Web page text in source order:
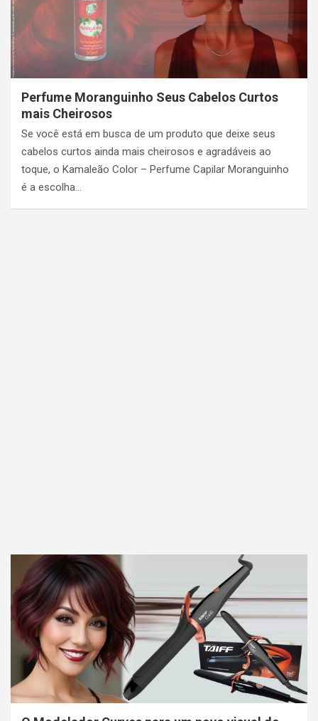
Perfume Moranguinho Seus Cabelos Curtos
mais Cheirosos
Se você está em busca de um produto que deixe seus
cabelos curtos ainda mais cheirosos e agradáveis ao
toque, o Kamaleão Color – Perfume Capilar Moranguinho
é a escolha…